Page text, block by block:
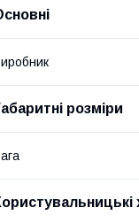
розміри